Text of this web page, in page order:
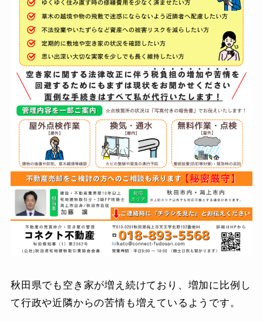
秋田県でも空き家が増え続けており、増加に比例し
て行政や近隣からの苦情も増えているようです。